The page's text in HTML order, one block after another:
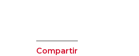
Compartir